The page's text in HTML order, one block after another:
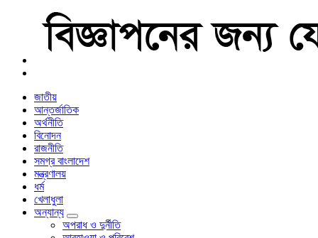
বাংলা নিউজ পেপার
জাতীয়
আন্তর্জাতিক
অর্থনীতি
বিনোদন
রাজনীতি
সমগ্র বাংলাদেশ
মন্ত্রণালয়
ধর্ম
খেলাধুলা
অন্যান্য
অপরাধ ও দুর্নীতি